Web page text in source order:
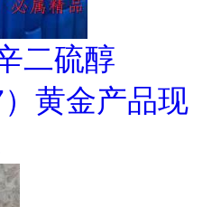
二硫醇
）黄金产品现